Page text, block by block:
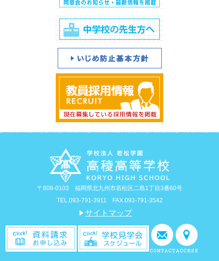
〒808-0103 福岡県北九州市若松区二島1丁目3番60号
TEL.093-791-3911 FAX.093-791-3542
サイトマップ